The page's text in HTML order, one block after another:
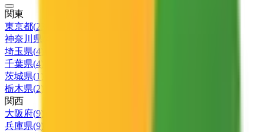
関東
東京都(23
神奈川県
埼玉県(4
千葉県(4
茨城県(1
栃木県(2
関西
大阪府(9)
兵庫県(9)